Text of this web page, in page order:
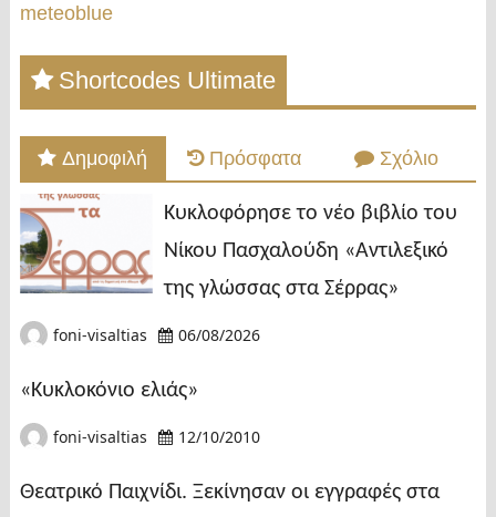
meteoblue
Shortcodes Ultimate
Δημοφιλή Πρόσφατα Σχόλιο
Κυκλοφόρησε το νέο βιβλίο του
Νίκου Πασχαλούδη «Αντιλεξικό
της γλώσσας στα Σέρρας»
foni-visaltias 06/08/2026
«Κυκλοκόνιο ελιάς»
foni-visaltias 12/10/2010
Θεατρικό Παιχνίδι. Ξεκίνησαν οι εγγραφές στα